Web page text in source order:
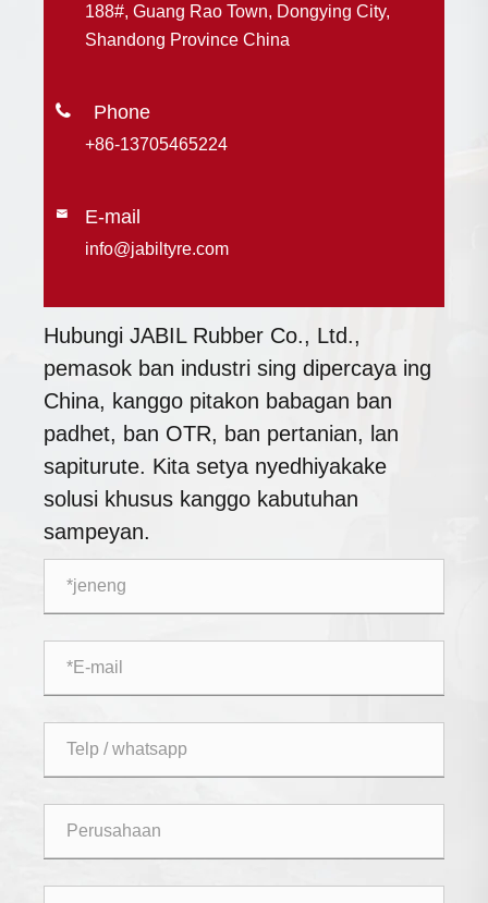
188#, Guang Rao Town, Dongying City,
Shandong Province China

+86-13705465224
 E-mail
info@jabiltyre.com
Hubungi JABIL Rubber Co., Ltd.,
pemasok ban industri sing dipercaya ing
China, kanggo pitakon babagan ban
padhet, ban OTR, ban pertanian, lan
sapiturute. Kita setya nyedhiyakake
solusi khusus kanggo kabutuhan
sampeyan.